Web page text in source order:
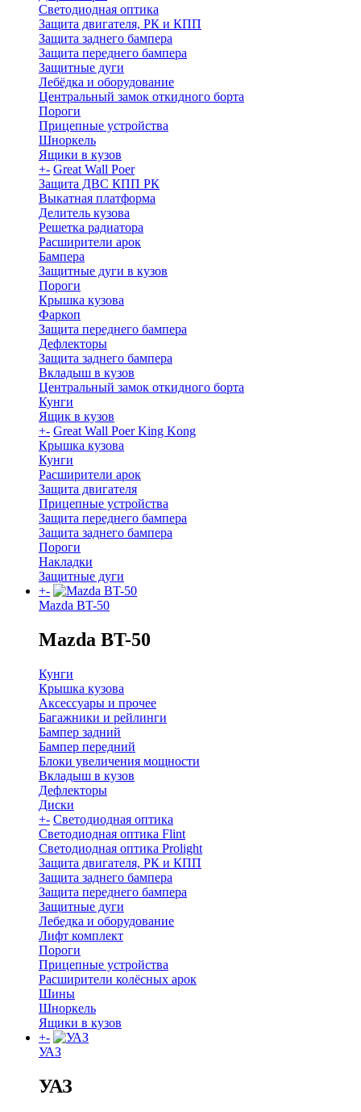
Светодиодная оптика
Защита двигателя, РК и КПП
Защита заднего бампера
Защита переднего бампера
Защитные дуги
Лебёдка и оборудование
Центральный замок откидного борта
Пороги
Прицепные устройства
Шноркель
Ящики в кузов
+- Great Wall Poer
Защита ДВС КПП РК
Выкатная платформа
Делитель кузова
Решетка радиатора
Расширители арок
Бампера
Защитные дуги в кузов
Пороги
Крышка кузова
Фаркоп
Защита переднего бампера
Дефлекторы
Защита заднего бампера
Вкладыш в кузов
Центральный замок откидного борта
Кунги
Ящик в кузов
+- Great Wall Poer King Kong
Крышка кузова
Кунги
Расширители арок
Защита двигателя
Прицепные устройства
Защита переднего бампера
Защита заднего бампера
Пороги
Накладки
Защитные дуги
+-
Mazda BT-50
Mazda BT-50
Кунги
Крышка кузова
Аксессуары и прочее
Багажники и рейлинги
Бампер задний
Бампер передний
Блоки увеличения мощности
Вкладыш в кузов
Дефлекторы
Диски
+- Светодиодная оптика
Светодиодная оптика Flint
Светодиодная оптика Prolight
Защита двигателя, РК и КПП
Защита заднего бампера
Защита переднего бампера
Защитные дуги
Лебедка и оборудование
Лифт комплект
Пороги
Прицепные устройства
Расширители колёсных арок
Шины
Шноркель
Ящики в кузов
+-
УАЗ
УАЗ